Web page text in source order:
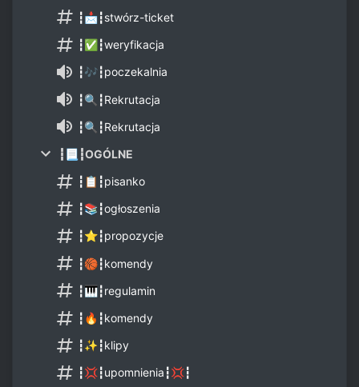
┇📩┇stwórz-ticket
┇✅┇weryfikacja
┇🎶┇poczekalnia
┇🔍┇Rekrutacja
┇🔍┇Rekrutacja
┇📃┇OGÓLNE
┇📋┇pisanko
┇📚┇ogłoszenia
┇⭐┇propozycje
┇🏀┇komendy
┇🎹┇regulamin
┇🔥┇komendy
┇✨┇klipy
┇💢┇upomnienia┇💢┇